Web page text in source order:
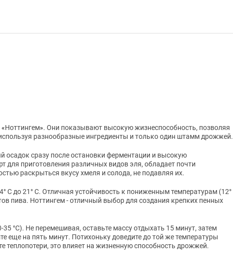
«Ноттингем». Они показывают высокую жизнеспособность, позволяя
разнообразные ингредиенты и только один штамм дрожжей.
осадок сразу после остановки ферментации и высокую
приготовления различных видов эля, обладает почти
раскрыться вкусу хмеля и солода, не подавляя их.
С до 21° C. Отличная устойчивость к пониженным температурам (12°
пива. Ноттингем - отличный выбор для создания крепких пенных
°С). Не перемешивая, оставьте массу отдыхать 15 минут, затем
еще на пять минут. Потихоньку доведите до той же температуры
теплопотери, это влияет на жизненную способность дрожжей.